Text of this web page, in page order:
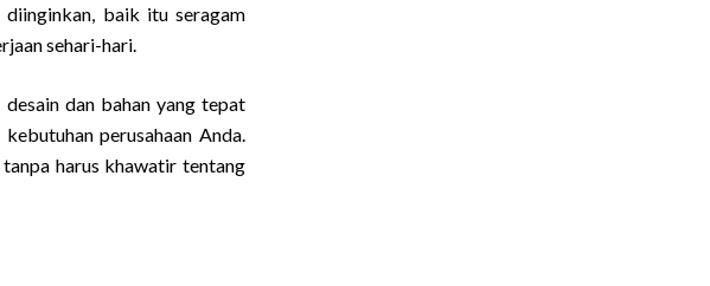
diinginkan, baik itu seragam
sehari-hari.
dan bahan yang tepat
perusahaan Anda.
harus khawatir tentang